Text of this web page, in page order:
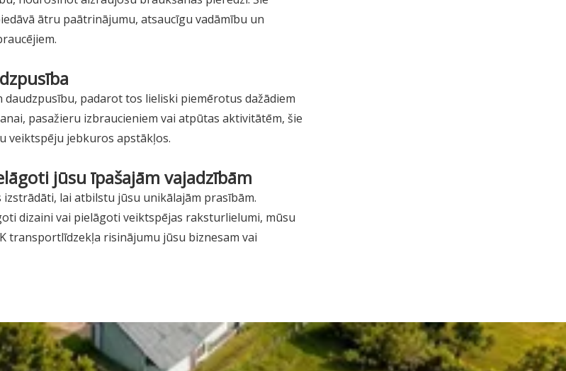
ātru paātrinājumu, atsaucīgu vadāmību un
padarot tos lieliski piemērotus dažādiem
pasažieru izbraucieniem vai atpūtas aktivitātēm, šie
veiktspēju jebkuros apstākļos.
jūsu īpašajām vajadzībām
lai atbilstu jūsu unikālajām prasībām.
dizaini vai pielāgoti veiktspējas raksturlielumi, mūsu
transportlīdzekļa risinājumu jūsu biznesam vai